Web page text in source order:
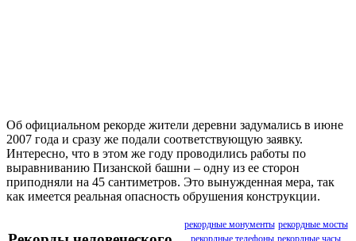
Об официальном рекорде жители деревни задумались в июне
2007 года и сразу же подали соответствующую заявку.
Интересно, что в этом же году проводились работы по
выравниванию Пизанской башни – одну из ее сторон
приподняли на 45 сантиметров. Это вынужденная мера, так
как имеется реальная опасность обрушения конструкции.
рекордные монументы рекордные мосты
рекордные телефоны рекордные часы